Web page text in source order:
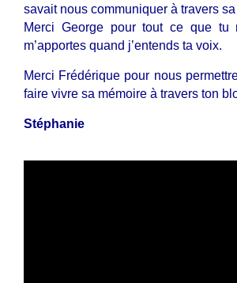
savait nous communiquer à travers
Merci George pour tout ce que
m’apportes quand j’entends ta voix.
Merci Frédérique pour nous
faire vivre sa mémoire à travers ton
Stéphanie